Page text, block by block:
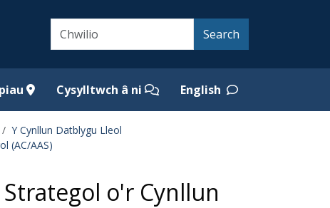
Search Search
Cysylltwch â ni English
Y Cynllun Datblygu Lleol
(AC/AAS)
o'r Cynllun